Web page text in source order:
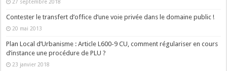
27 septembre 2018
Contester le transfert d’office d’une voie privée dans le domaine public !
20 mai 2013
Plan Local d’Urbanisme : Article L600-9 CU, comment régulariser en cours
d’instance une procédure de PLU ?
23 janvier 2018